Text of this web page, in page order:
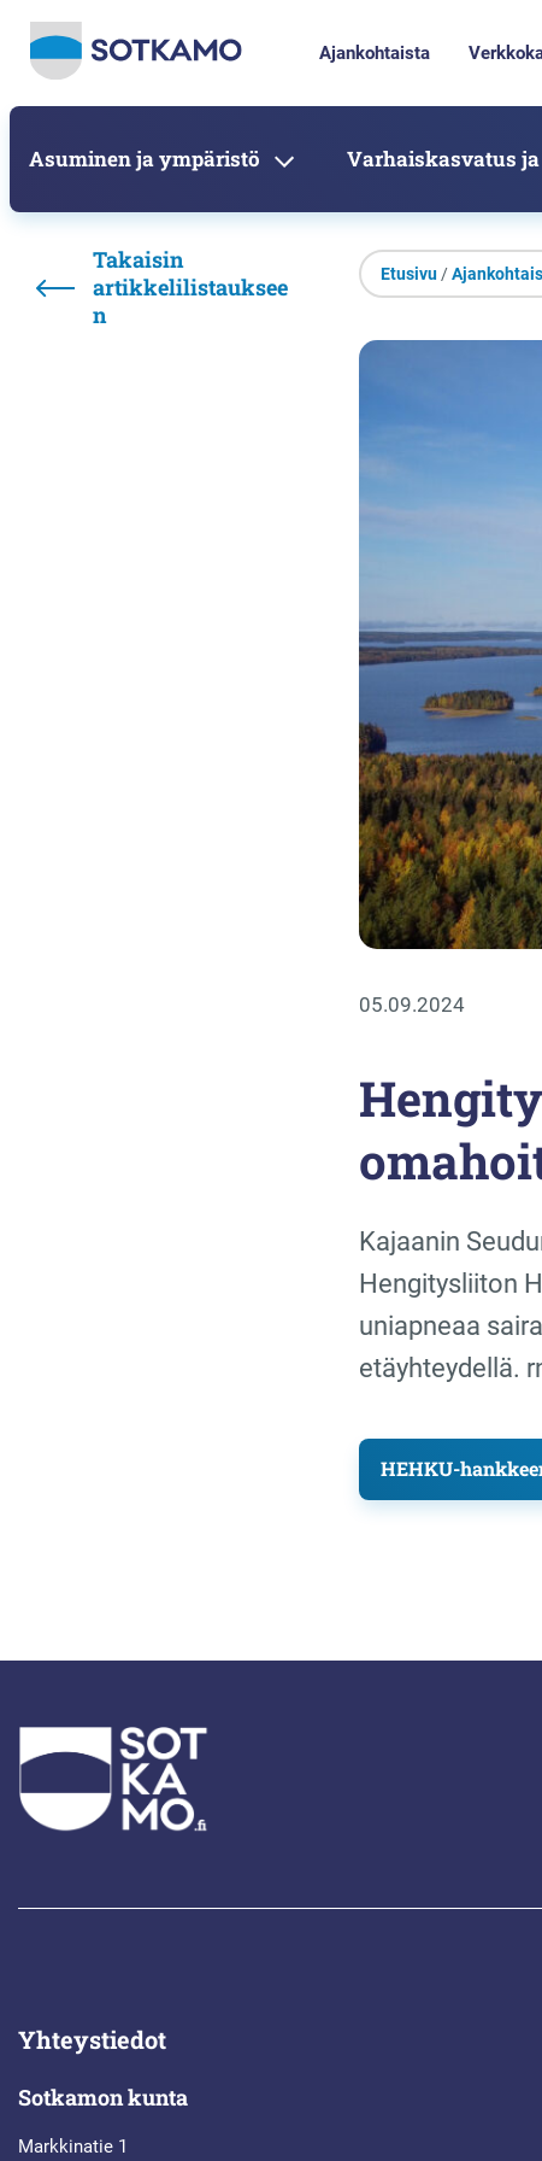
Ajankohtaista
Asuminen ja ympäristö Varhaiskasvatus
Takaisin
artikkelilistauksee
n
Etusivu/
05.09.2024
Kajaanin
Hengitysliiton
uniapneaa
etäyhteydellä.
HEHKU-
Yhteystiedot
Sotkamon kunta
Markkinatie 1